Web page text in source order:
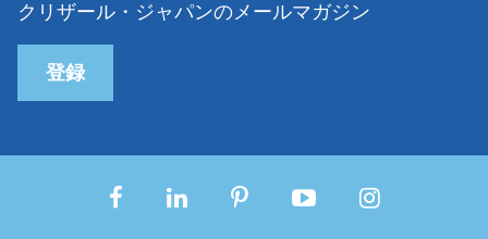
クリザール・ジャパンのメールマガジン
登録